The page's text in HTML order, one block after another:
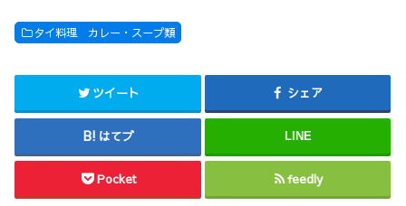
タイ料理 カレー・スープ類
ツイート シェア
はてブ LINE
Pocket feedly